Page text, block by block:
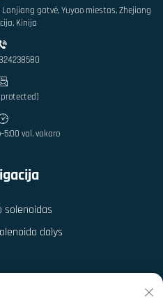
Lanjiang gatvė, Yuyao miestas, Zhejiang
Kinija
val. vakaro
solenoidas
dalys